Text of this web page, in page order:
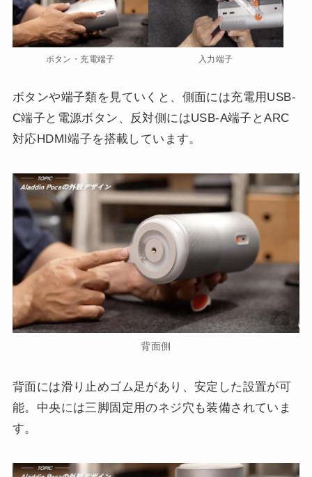
ボタン・充電端子 入力端子
ボタンや端子類を見ていくと、側面には充電用USB-
C端子と電源ボタン、反対側にはUSB-A端子とARC
対応HDMI端子を搭載しています。
背面側
背面には滑り止めゴム足があり、安定した設置が可
能。中央には三脚固定用のネジ穴も装備されていま
す。